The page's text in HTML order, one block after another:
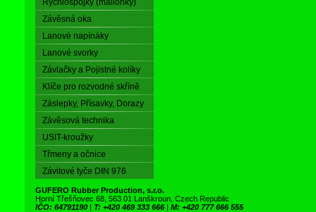
Rychlospojky (mailonky)
Závěsná oka
Lanové napínáky
Lanové svorky
Závlačky a Pojistné kolíky
Klíče pro rozvodné skříně
Záslepky, Přísavky, Dorazy
Závěsová technika
USIT-kroužky
Třmeny a očnice
Závitové tyče DIN 976
GUFERO Rubber Production, s.r.o.
Horní Třešňovec 68, 563 01 Lanškroun, Czech Republic
IČO: 64791190 | T: +420 469 333 666 | M: +420 777 666 555